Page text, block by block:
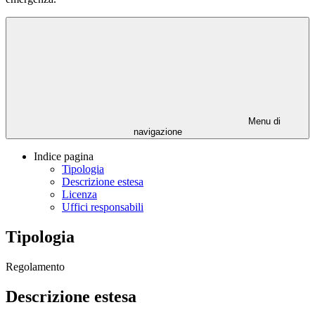
Menu di
navigazione
Indice pagina
Tipologia
Descrizione estesa
Licenza
Uffici responsabili
Tipologia
Regolamento
Descrizione estesa